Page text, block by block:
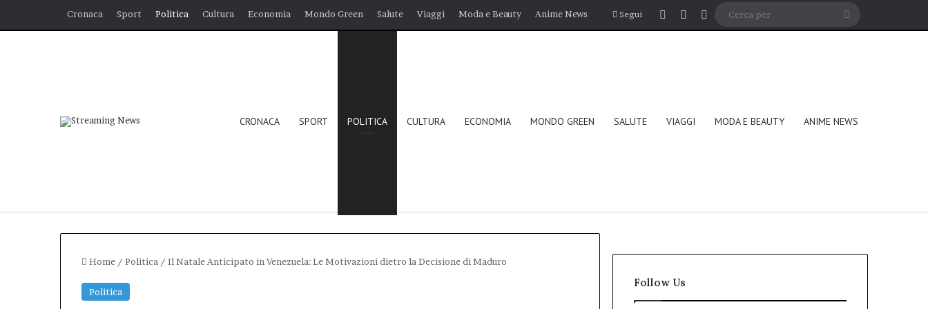
Cronaca Sport Politica Cultura Economia Mondo Green Salute Viaggi Moda e Beauty Anime News Segui AccediUn articolo a caso
Barra laterale
Cerca
CRONACA SPORT POLITICA CULTURA ECONOMIA MONDO GREEN SALUTE VIAGGI MODA E BEAUTY ANIME NEWS
Home / Politica / Il Natale Anticipato in Venezuela: Le Motivazioni dietro la Decisione di Maduro
Politica
Follow Us